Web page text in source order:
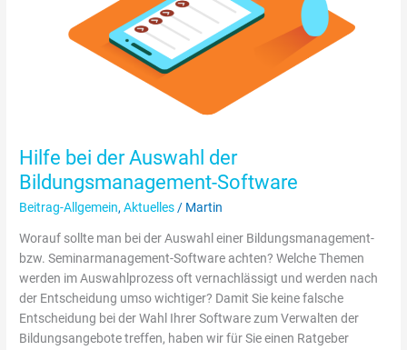
Hilfe bei der Auswahl der
Bildungsmanagement-Software
Beitrag-Allgemein,Aktuelles / Martin
Worauf sollte man bei der Auswahl einer Bildungsmanagement-
bzw. Seminarmanagement-Software achten? Welche Themen
werden im Auswahlprozess oft vernachlässigt und werden nach
der Entscheidung umso wichtiger? Damit Sie keine falsche
Entscheidung bei der Wahl Ihrer Software zum Verwalten der
Bildungsangebote treffen, haben wir für Sie einen Ratgeber